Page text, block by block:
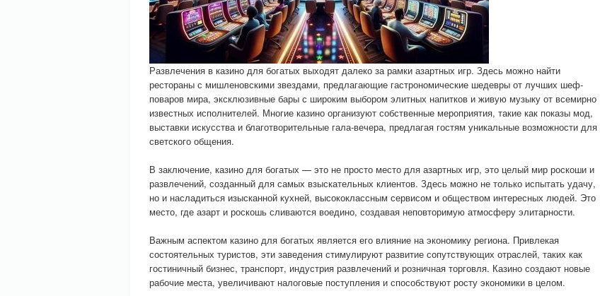
Развлечения в казино для богатых выходят далеко за рамки азартных игр. Здесь можно найти
рестораны с мишленовскими звездами, предлагающие гастрономические шедевры от лучших шеф-
поваров мира, эксклюзивные бары с широким выбором элитных напитков и живую музыку от всемирно
известных исполнителей. Многие казино организуют собственные мероприятия, такие как показы мод,
выставки искусства и благотворительные гала-вечера, предлагая гостям уникальные возможности для
светского общения.
В заключение, казино для богатых — это не просто место для азартных игр, это целый мир роскоши и
развлечений, созданный для самых взыскательных клиентов. Здесь можно не только испытать удачу,
но и насладиться изысканной кухней, высококлассным сервисом и обществом интересных людей. Это
место, где азарт и роскошь сливаются воедино, создавая неповторимую атмосферу элитарности.
Важным аспектом казино для богатых является его влияние на экономику региона. Привлекая
состоятельных туристов, эти заведения стимулируют развитие сопутствующих отраслей, таких как
гостиничный бизнес, транспорт, индустрия развлечений и розничная торговля. Казино создают новые
рабочие места, увеличивают налоговые поступления и способствуют росту экономики в целом.